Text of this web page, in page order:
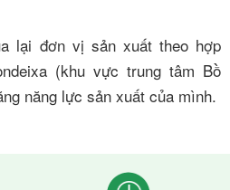
lại đơn vị sản xuất theo hợp
(khu vực trung tâm Bồ
năng lực sản xuất của mình.